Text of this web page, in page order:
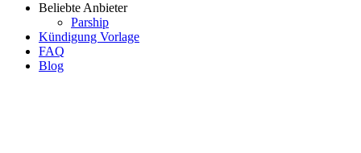
Beliebte Anbieter
Parship
Kündigung Vorlage
FAQ
Blog